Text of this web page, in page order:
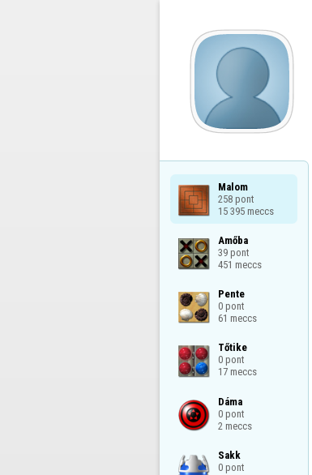
Malom
258 pont
15 395 meccs
Amőba
39 pont
451 meccs
Pente
0 pont
61 meccs
Tőtike
0 pont
17 meccs
Dáma
0 pont
2 meccs
Sakk
0 pont